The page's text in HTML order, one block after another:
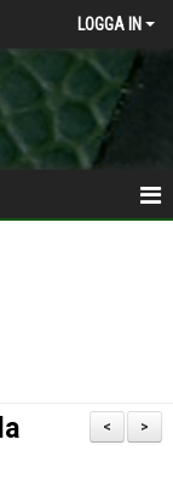
LOGGA IN
>
<